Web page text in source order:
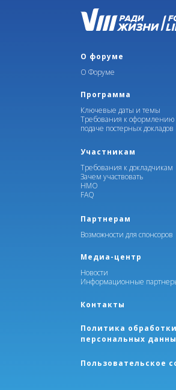
О форуме
О Форуме
Программа
Ключевые даты и темы
Требования к оформлению
подаче постерных докладов
Участникам
Требования к докладчикам
Зачем участвовать
НМО
FAQ
Партнерам
Возможности для спонсоров
Медиа-центр
Новости
Информационные
Контакты
Пользовательское
Политика обработки
персональных